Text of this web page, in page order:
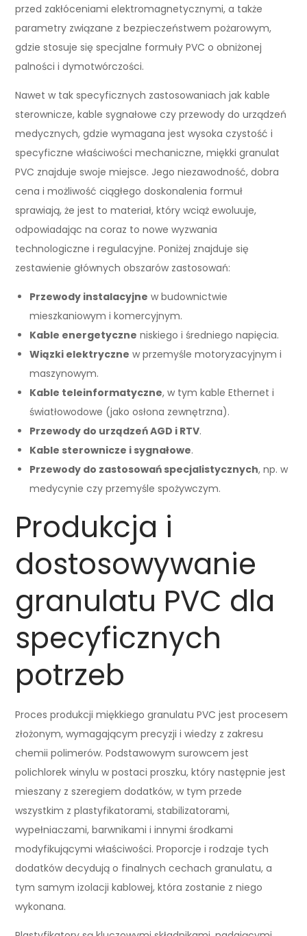
przed zakłóceniami elektromagnetycznymi, a także
parametry związane z bezpieczeństwem pożarowym,
gdzie stosuje się specjalne formuły PVC o obniżonej
palności i dymotwórczości.
Nawet w tak specyficznych zastosowaniach jak kable
sterownicze, kable sygnałowe czy przewody do urządzeń
medycznych, gdzie wymagana jest wysoka czystość i
specyficzne właściwości mechaniczne, miękki granulat
PVC znajduje swoje miejsce. Jego niezawodność, dobra
cena i możliwość ciągłego doskonalenia formuł
sprawiają, że jest to materiał, który wciąż ewoluuje,
odpowiadając na coraz to nowe wyzwania
technologiczne i regulacyjne. Poniżej znajduje się
zestawienie głównych obszarów zastosowań:
Przewody instalacyjne w budownictwie
mieszkaniowym i komercyjnym.
Kable energetyczne niskiego i średniego napięcia.
Wiązki elektryczne w przemyśle motoryzacyjnym i
maszynowym.
Kable teleinformatyczne, w tym kable Ethernet i
światłowodowe (jako osłona zewnętrzna).
Przewody do urządzeń AGD i RTV.
Kable sterownicze i sygnałowe.
Przewody do zastosowań specjalistycznych, np. w
medycynie czy przemyśle spożywczym.
Produkcja i
dostosowywanie
granulatu PVC dla
specyficznych
potrzeb
Proces produkcji miękkiego granulatu PVC jest procesem
złożonym, wymagającym precyzji i wiedzy z zakresu
chemii polimerów. Podstawowym surowcem jest
polichlorek winylu w postaci proszku, który następnie jest
mieszany z szeregiem dodatków, w tym przede
wszystkim z plastyfikatorami, stabilizatorami,
wypełniaczami, barwnikami i innymi środkami
modyfikującymi właściwości. Proporcje i rodzaje tych
dodatków decydują o finalnych cechach granulatu, a
tym samym izolacji kablowej, która zostanie z niego
wykonana.